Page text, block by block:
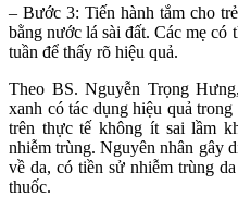
– Bước 3: Tiến hành tắm cho
bằng nước lá sài đất. Các mẹ có
tuần để thấy rõ hiệu quả.
Theo BS. Nguyễn Trọng
xanh có tác dụng hiệu quả
trên thực tế không ít sai lầm
nhiễm trùng. Nguyên nhân gây
về da, có tiền sử nhiễm trùng
thuốc.